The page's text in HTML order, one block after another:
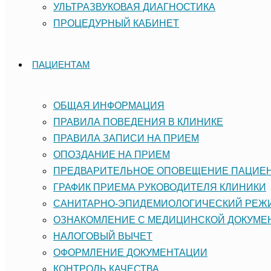
УЛЬТРАЗВУКОВАЯ ДИАГНОСТИКА
ПРОЦЕДУРНЫЙ КАБИНЕТ
ПАЦИЕНТАМ
ОБЩАЯ ИНФОРМАЦИЯ
ПРАВИЛА ПОВЕДЕНИЯ В КЛИНИКЕ
ПРАВИЛА ЗАПИСИ НА ПРИЕМ
ОПОЗДАНИЕ НА ПРИЕМ
ПРЕДВАРИТЕЛЬНОЕ ОПОВЕЩЕНИЕ
ГРАФИК ПРИЕМА РУКОВОДИТЕЛЯ КЛИНИКИ
САНИТАРНО-ЭПИДЕМИОЛОГИЧЕСКИЙ
ОЗНАКОМЛЕНИЕ С МЕДИЦИНСКОЙ
НАЛОГОВЫЙ ВЫЧЕТ
ОФОРМЛЕНИЕ ДОКУМЕНТАЦИИ
КОНТРОЛЬ КАЧЕСТВА